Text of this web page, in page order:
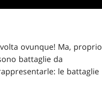
ovunque! Ma, proprio
battaglie da
le battaglie